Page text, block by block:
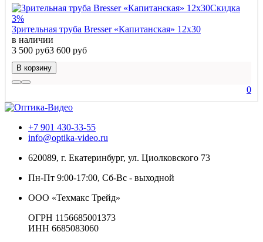
Скидка
3%
Зрительная труба Bresser «Капитанская» 12x30
в наличии
3 500 руб3 600 руб
В корзину
0
+7 901 430-33-55
info@optika-video.ru
620089, г. Екатеринбург, ул. Циолковского 73
Пн-Пт 9:00-17:00, Сб-Вс - выходной
ООО «Техмакс Трейд»
ОГРН 1156685001373
ИНН 6685083060